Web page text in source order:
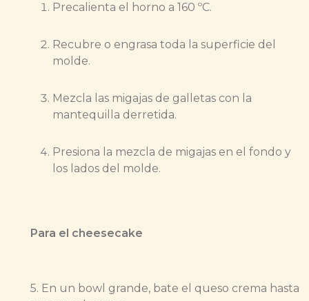
Precalienta el horno a 160 ºC.
Recubre o engrasa toda la superficie del
molde.
Mezcla las migajas de galletas con la
mantequilla derretida.
Presiona la mezcla de migajas en el fondo y
los lados del molde.
Para el cheesecake
5. En un bowl grande, bate el queso crema hasta